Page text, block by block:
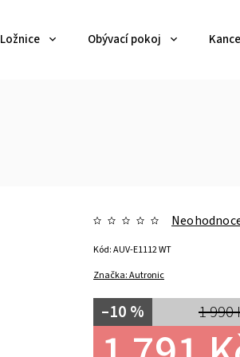
Ložnice Obývací pokoj
Značka:Autronic
1 990
–10 %
Kód:AUV-E1112 WT